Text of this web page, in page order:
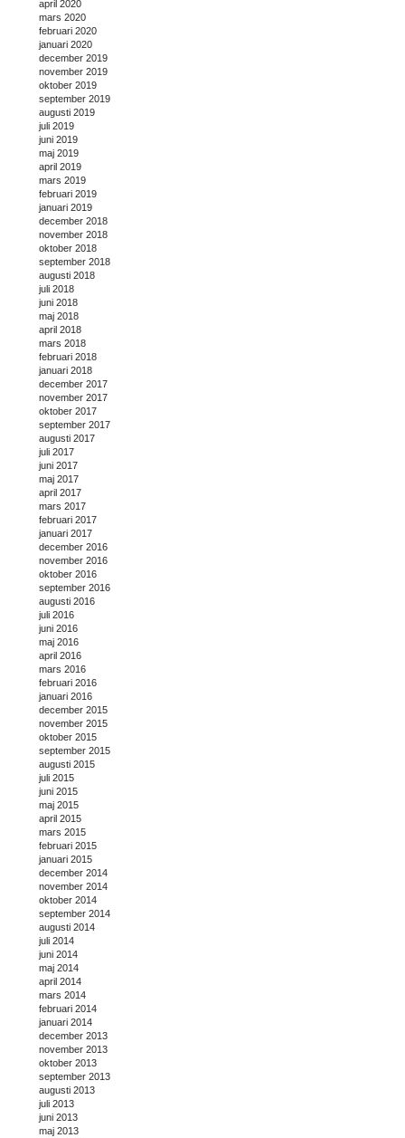
april 2020
mars 2020
februari 2020
januari 2020
december 2019
november 2019
oktober 2019
september 2019
augusti 2019
juli 2019
juni 2019
maj 2019
april 2019
mars 2019
februari 2019
januari 2019
december 2018
november 2018
oktober 2018
september 2018
augusti 2018
juli 2018
juni 2018
maj 2018
april 2018
mars 2018
februari 2018
januari 2018
december 2017
november 2017
oktober 2017
september 2017
augusti 2017
juli 2017
juni 2017
maj 2017
april 2017
mars 2017
februari 2017
januari 2017
december 2016
november 2016
oktober 2016
september 2016
augusti 2016
juli 2016
juni 2016
maj 2016
april 2016
mars 2016
februari 2016
januari 2016
december 2015
november 2015
oktober 2015
september 2015
augusti 2015
juli 2015
juni 2015
maj 2015
april 2015
mars 2015
februari 2015
januari 2015
december 2014
november 2014
oktober 2014
september 2014
augusti 2014
juli 2014
juni 2014
maj 2014
april 2014
mars 2014
februari 2014
januari 2014
december 2013
november 2013
oktober 2013
september 2013
augusti 2013
juli 2013
juni 2013
maj 2013